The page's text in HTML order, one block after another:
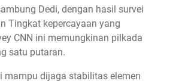
Dedi, dengan hasil survei
Tingkat kepercayaan yang
CNN ini memungkinan pilkada
satu putaran.
mampu dijaga stabilitas elemen